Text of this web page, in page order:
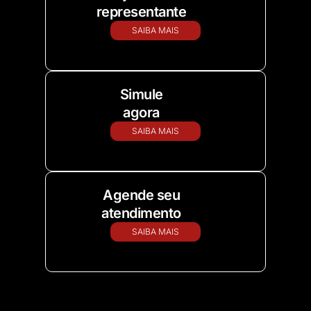
representante
SAIBA MAIS
Simule
agora
SAIBA MAIS
Agende seu
atendimento
SAIBA MAIS